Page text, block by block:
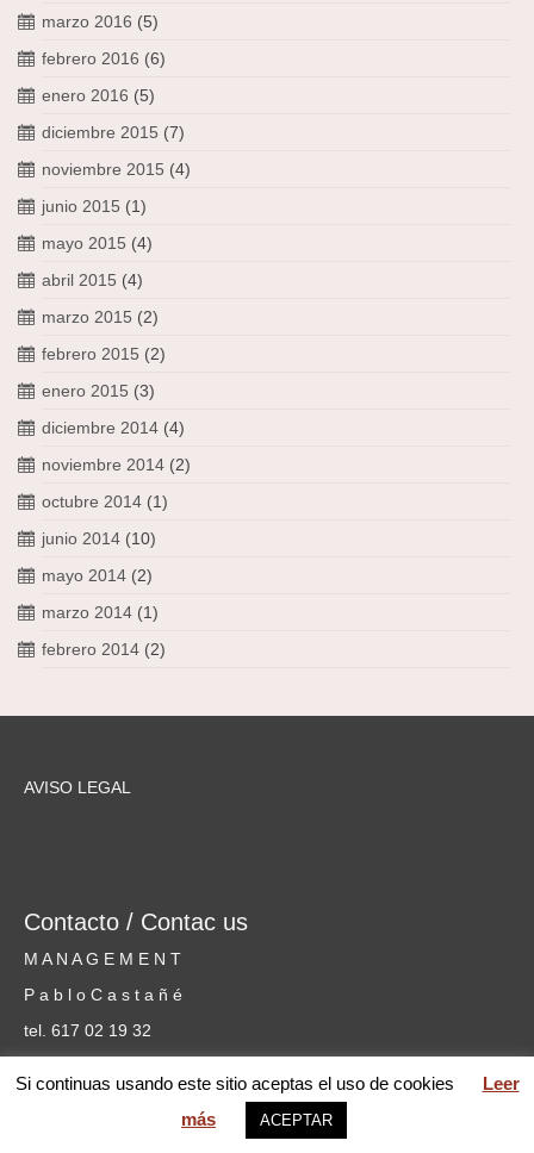
marzo 2016 (5)
febrero 2016 (6)
enero 2016 (5)
diciembre 2015 (7)
noviembre 2015 (4)
junio 2015 (1)
mayo 2015 (4)
abril 2015 (4)
marzo 2015 (2)
febrero 2015 (2)
enero 2015 (3)
diciembre 2014 (4)
noviembre 2014 (2)
octubre 2014 (1)
junio 2014 (10)
mayo 2014 (2)
marzo 2014 (1)
febrero 2014 (2)
AVISO LEGAL
Contacto / Contac us
M A N A G E M E N T
P a b l o C a s t a ñ é
tel. 617 02 19 32
web MARIA PILAR GARCÍA © 2026 Mentoring Music Matters
Si continuas usando este sitio aceptas el uso de cookies
Leer
más
ACEPTAR